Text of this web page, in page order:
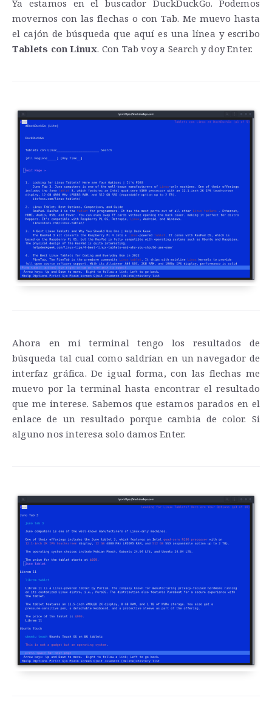
Ya estamos en el buscador DuckDuckGo. Podemos
movernos con las flechas o con Tab. Me muevo hasta
el cajón de búsqueda que aquí es una línea y escribo
Tablets con Linux. Con Tab voy a Search y doy Enter.
Ahora en mi terminal tengo los resultados de
búsqueda tal cual como saldrían en un navegador de
interfaz gráfica. De igual forma, con las flechas me
muevo por la terminal hasta encontrar el resultado
que me interese. Sabemos que estamos parados en el
enlace de un resultado porque cambia de color. Si
alguno nos interesa solo damos Enter.